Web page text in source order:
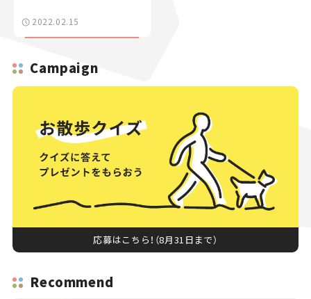
2022.02.15
Campaign
応募はこちら！（8月31日まで）
Recommend